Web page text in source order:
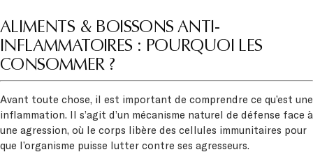
ALIMENTS & BOISSONS ANTI-
INFLAMMATOIRES : POURQUOI LES
CONSOMMER ?
Avant toute chose, il est important de comprendre ce qu’est une
inflammation. Il s’agit d’un mécanisme naturel de défense face à
une agression, où le corps libère des cellules immunitaires pour
que l’organisme puisse lutter contre ses agresseurs.